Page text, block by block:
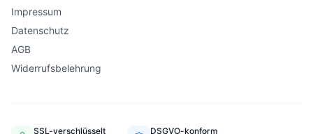
Impressum
Datenschutz
AGB
Widerrufsbelehrung
SSL-verschlüsselt DSGVO-konform